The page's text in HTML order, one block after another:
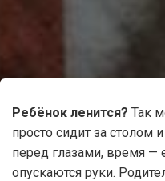
Ребёнок ленится? Так
просто сидит за столом
перед глазами, время —
опускаются руки.